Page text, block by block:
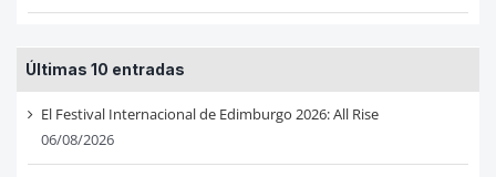
Últimas 10 entradas
El Festival Internacional de Edimburgo 2026: All Rise
06/08/2026